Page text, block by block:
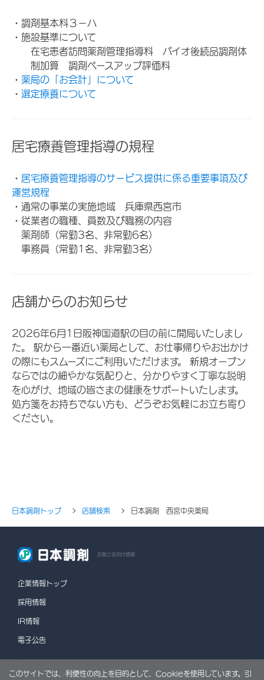
・調剤基本料３－ハ
・施設基準について
在宅患者訪問薬剤管理指導料 バイオ後続品調剤体
制加算 調剤ベースアップ評価料
・ 薬局の「お会計」について
・ 選定療養について
居宅療養管理指導の規程
・ 居宅療養管理指導のサービス提供に係る重要事項及び
運営規程
・通常の事業の実施地域 兵庫県西宮市
・従業者の職種、員数及び職務の内容
薬剤師（常勤3名、非常勤6名）
事務員（常勤1名、非常勤3名）
店舗からのお知らせ
2026年6月1日阪神国道駅の目の前に開局いたしまし
た。 駅から一番近い薬局として、お仕事帰りやお出かけ
の際にもスムーズにご利用いただけます。 新規オープン
ならではの細やかな気配りと、分かりやすく丁寧な説明
を心がけ、地域の皆さまの健康をサポートいたします。
処方箋をお持ちでない方も、どうぞお気軽にお立ち寄り
ください。
日本調剤トップ 店舗検索 日本調剤 西宮中央薬局
お客さま向け情報
企業情報トップ
採用情報
IR情報
電子公告
情報セキュリティポリシー 個人情報保護方針
このサイトでは、利便性の向上を目的として、Cookieを使用しています。引